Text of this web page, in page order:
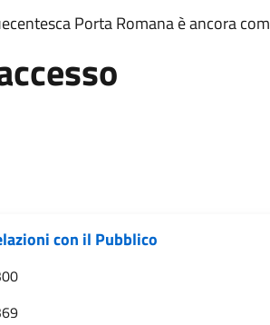
Porta Romana è ancora
con il Pubblico